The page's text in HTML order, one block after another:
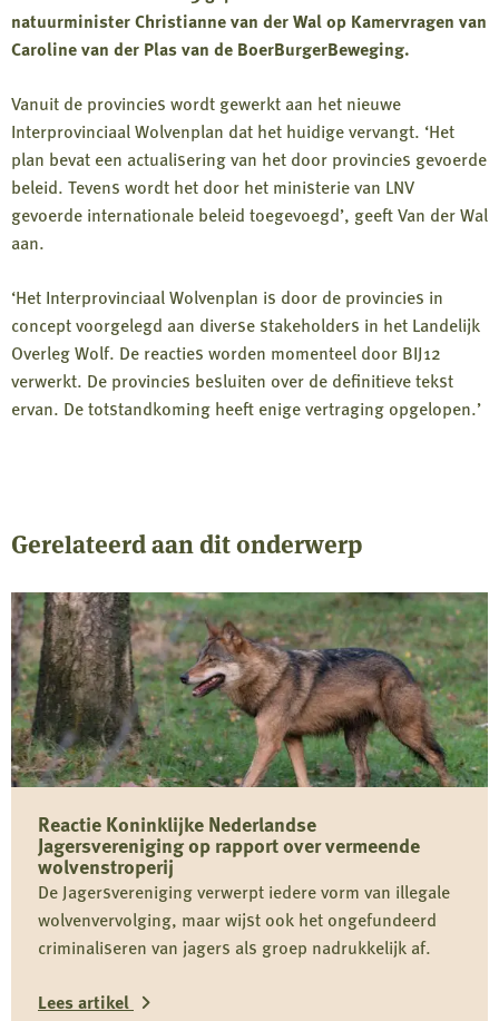
natuurminister Christianne van der Wal op Kamervragen van
Caroline van der Plas van de BoerBurgerBeweging.
Vanuit de provincies wordt gewerkt aan het nieuwe
Interprovinciaal Wolvenplan dat het huidige vervangt. ‘Het
plan bevat een actualisering van het door provincies gevoerde
beleid. Tevens wordt het door het ministerie van LNV
gevoerde internationale beleid toegevoegd’, geeft Van der Wal
aan.
‘Het Interprovinciaal Wolvenplan is door de provincies in
concept voorgelegd aan diverse stakeholders in het Landelijk
Overleg Wolf. De reacties worden momenteel door BIJ12
verwerkt. De provincies besluiten over de definitieve tekst
ervan. De totstandkoming heeft enige vertraging opgelopen.’
Gerelateerd aan dit onderwerp
Reactie Koninklijke Nederlandse
Jagersvereniging op rapport over vermeende
wolvenstroperij
De Jagersvereniging verwerpt iedere vorm van illegale
wolvenvervolging, maar wijst ook het ongefundeerd
criminaliseren van jagers als groep nadrukkelijk af.
Lees artikel